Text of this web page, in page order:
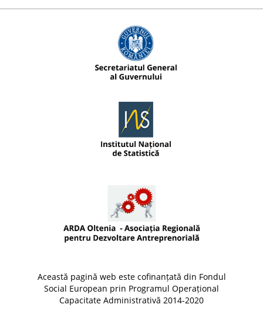
Această pagină web este cofinanțată din Fondul
Social European prin Programul Operațional
Capacitate Administrativă 2014-2020